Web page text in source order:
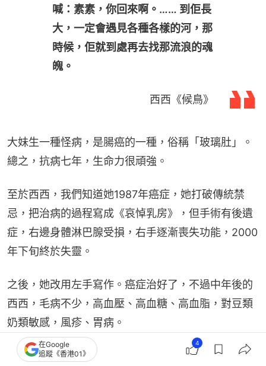
喊：素素，你回來啊。…… 到佢長
大，一定會遇見各種各樣的河，那
時候，佢就到處再去找那流浪的魂
魄。
西西《候鳥》
大妹生一種怪病，是腸癌的一種，俗稱「玻璃肚」。
總之，抗病七年，生命力很頑強。
至於西西，我們知道她1987年癌症，她打破傳統禁
忌，把治病的過程寫成《哀悼乳房》，但手術有後遺
症，右邊身體淋巴腺受損，右手逐漸喪失功能，2000
年下旬終於失靈。
之後，她改用左手寫作。癌症治好了，不過中年後的
西西，毛病不少，高血壓、高血糖、高血脂，對豆類
奶類敏感，風疹、胃病。
困難、病痛那麼多，但她從不訴苦，作品充滿樂觀精
在Google
追蹤《香港01》
4